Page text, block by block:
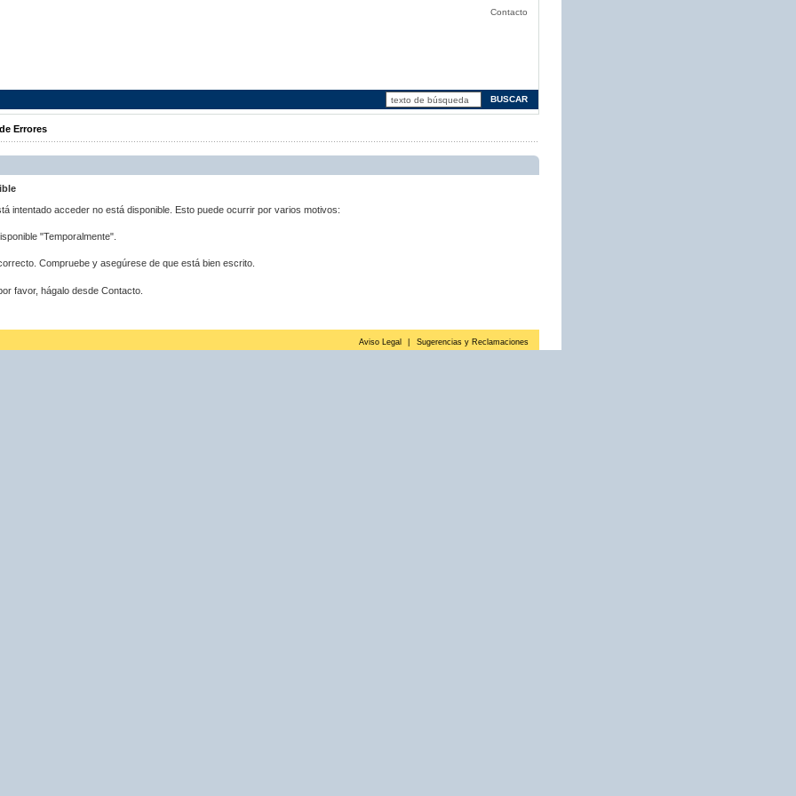
Contacto
Errores
intentado acceder no está disponible. Esto puede ocurrir por varios motivos:
"Temporalmente".
Compruebe y asegúrese de que está bien escrito.
favor, hágalo desde Contacto.
Aviso Legal Sugerencias y Reclamaciones